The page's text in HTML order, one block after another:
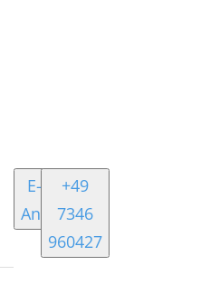
E-Mail
Anfrage
+49
7346
960427